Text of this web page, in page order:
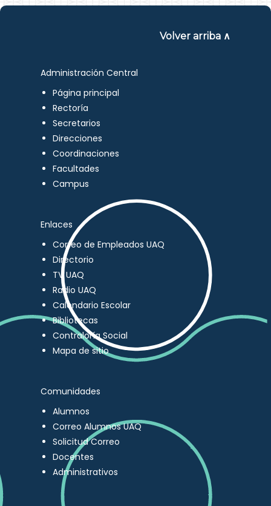
Volver arriba ∧
Administración Central
Página principal
Rectoría
Secretarios
Direcciones
Coordinaciones
Facultades
Campus
Enlaces
Correo de Empleados UAQ
Directorio
TV UAQ
Radio UAQ
Calendario Escolar
Bibliotecas
Contraloría Social
Mapa de sitio
Comunidades
Alumnos
Correo Alumnos UAQ
Solicitud Correo
Docentes
Administrativos